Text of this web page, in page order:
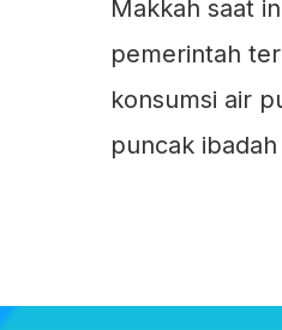
Makkah saat
pemerintah
konsumsi air
puncak ibadah